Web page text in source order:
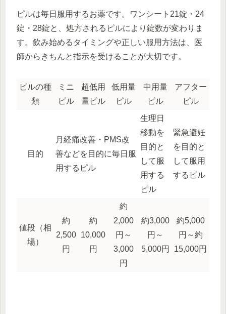
ピルは毎日服用するお薬です。ワンシート21錠・24
錠・28錠と、処方されるピルにより錠数が変わりま
す。飲み始めるタイミングや正しい服用方法は、医
師からきちんと指示を受けることが大切です。
ピルの種
類
ミニ
ピル
超低用
量ピル
低用量
ピル
中用量
ピル
アフター
ピル
目的
月経痛改善・PMS改
善などを目的に毎日服
用するピル
生理日
移動を
目的と
して服
用する
ピル
緊急避妊
を目的と
して服用
するピル
値段（相
場）
約
2,500
円
約
10,000
円
約
2,000
円～
3,000
円
約3,000
円～
5,000円
約5,000
円～約
15,000円